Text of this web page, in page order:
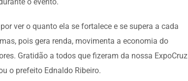
o evento.
ver o quanto ela se fortalece e se supera a cada
pois gera renda, movimenta a economia do
Gratidão a todos que fizeram da nossa ExpoCruz
o prefeito Ednaldo Ribeiro.